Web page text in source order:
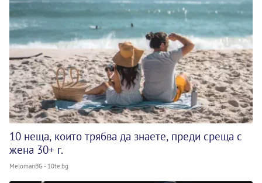
10 неща, които трябва да знаете, преди среща с
жена 30+ г.
MelomanBG - 10te.bg